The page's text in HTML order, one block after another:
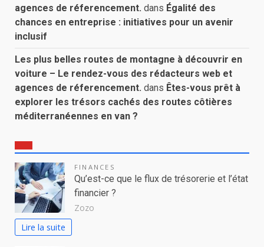
agences de réferencement. dans Égalité des
chances en entreprise : initiatives pour un avenir
inclusif
Les plus belles routes de montagne à découvrir en
voiture – Le rendez-vous des rédacteurs web et
agences de réferencement. dans Êtes-vous prêt à
explorer les trésors cachés des routes côtières
méditerranéennes en van ?
FINANCES
Qu’est-ce que le flux de trésorerie et l’état
financier ?
Zozo
Lire la suite